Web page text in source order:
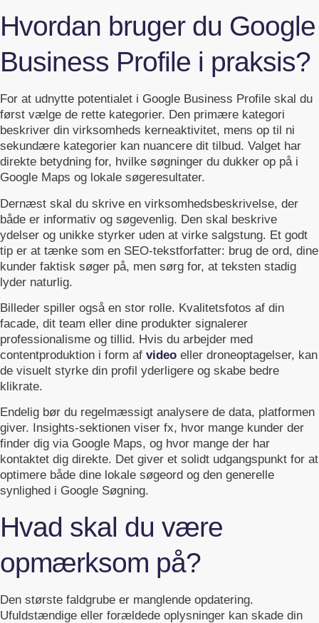
Hvordan bruger du Google
Business Profile i praksis?
For at udnytte potentialet i Google Business Profile skal du
først vælge de rette kategorier. Den primære kategori
beskriver din virksomheds kerneaktivitet, mens op til ni
sekundære kategorier kan nuancere dit tilbud. Valget har
direkte betydning for, hvilke søgninger du dukker op på i
Google Maps og lokale søgeresultater.
Dernæst skal du skrive en virksomhedsbeskrivelse, der
både er informativ og søgevenlig. Den skal beskrive
ydelser og unikke styrker uden at virke salgstung. Et godt
tip er at tænke som en SEO-tekstforfatter: brug de ord, dine
kunder faktisk søger på, men sørg for, at teksten stadig
lyder naturlig.
Billeder spiller også en stor rolle. Kvalitetsfotos af din
facade, dit team eller dine produkter signalerer
professionalisme og tillid. Hvis du arbejder med
contentproduktion i form af video eller droneoptagelser, kan
de visuelt styrke din profil yderligere og skabe bedre
klikrate.
Endelig bør du regelmæssigt analysere de data, platformen
giver. Insights-sektionen viser fx, hvor mange kunder der
finder dig via Google Maps, og hvor mange der har
kontaktet dig direkte. Det giver et solidt udgangspunkt for at
optimere både dine lokale søgeord og den generelle
synlighed i Google Søgning.
Hvad skal du være
opmærksom på?
Den største faldgrube er manglende opdatering.
Ufuldstændige eller forældede oplysninger kan skade din